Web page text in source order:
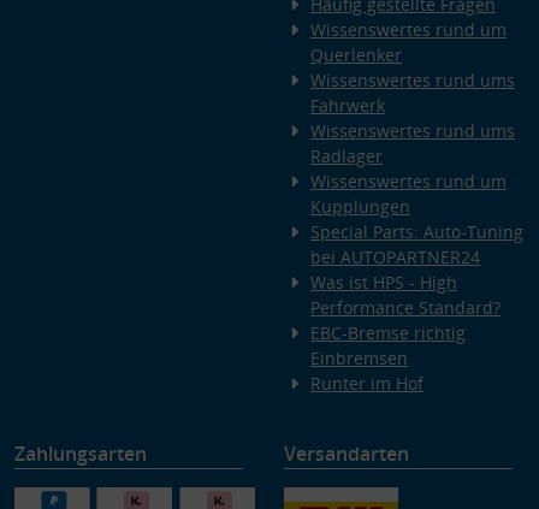
Wissenswertes rund um
Querlenker
Wissenswertes rund ums
Fahrwerk
Wissenswertes rund ums
Radlager
Wissenswertes rund um
Kupplungen
Special Parts: Auto-Tuning
bei AUTOPARTNER24
Was ist HPS - High
Performance Standard?
EBC-Bremse richtig
Einbremsen
Runter im Hof
Zahlungsarten Versandarten